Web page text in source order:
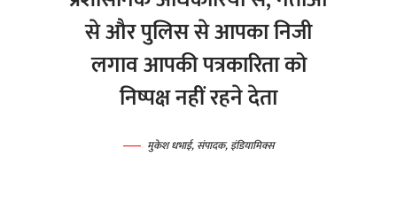
से और पुलिस से आपका निजी
लगाव आपकी पत्रकारिता को
निष्पक्ष नहीं रहने देता
मुकेश धभाई, संपादक, इंडियामिक्स